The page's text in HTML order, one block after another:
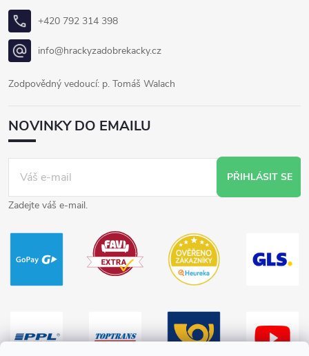
+420 792 314 398
info@hrackyzadobrekacky.cz
Zodpovědný vedoucí: p. Tomáš Walach
NOVINKY DO EMAILU
PŘIHLÁSIT SE
Zadejte váš e-mail.